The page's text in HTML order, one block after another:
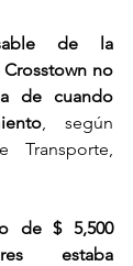
de la
no
de cuando
, según
de $ 5,500
estaba